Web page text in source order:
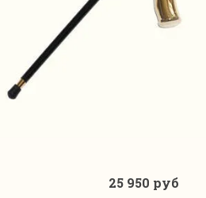
В корзину
25 950 руб